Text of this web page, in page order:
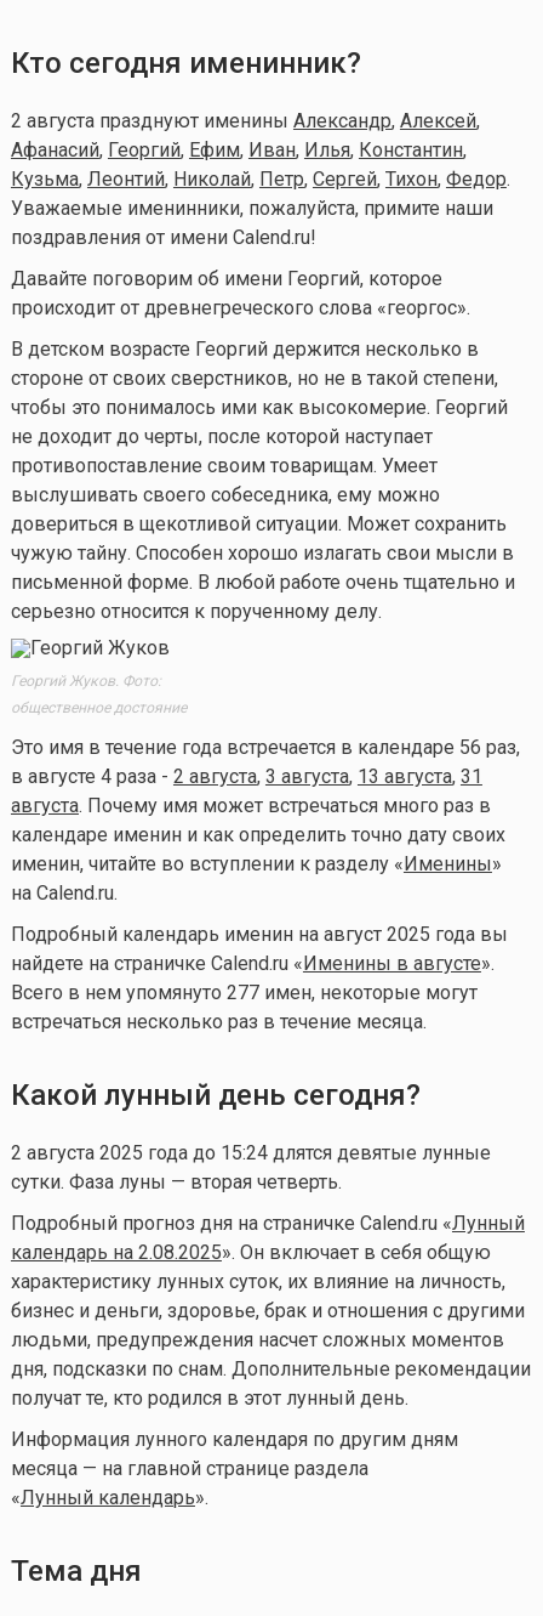
Кто сегодня именинник?
2 августа празднуют именины Александр, Алексей,
Афанасий, Георгий, Ефим, Иван, Илья, Константин,
Кузьма, Леонтий, Николай, Петр, Сергей, Тихон, Федор.
Уважаемые именинники, пожалуйста, примите наши
поздравления от имени Calend.ru!
Давайте поговорим об имени Георгий, которое
происходит от древнегреческого слова «георгос».
В детском возрасте Георгий держится несколько в
стороне от своих сверстников, но не в такой степени,
чтобы это понималось ими как высокомерие. Георгий
не доходит до черты, после которой наступает
противопоставление своим товарищам. Умеет
выслушивать своего собеседника, ему можно
довериться в щекотливой ситуации. Может сохранить
чужую тайну. Способен хорошо излагать свои мысли в
письменной форме. В любой работе очень тщательно и
серьезно относится к порученному делу.
Георгий Жуков. Фото:
общественное достояние
Это имя в течение года встречается в календаре 56 раз,
в августе 4 раза - 2 августа, 3 августа, 13 августа, 31
августа. Почему имя может встречаться много раз в
календаре именин и как определить точно дату своих
именин, читайте во вступлении к разделу « Именины»
на Calend.ru.
Подробный календарь именин на август 2025 года вы
найдете на страничке Calend.ru « Именины в августе».
Всего в нем упомянуто 277 имен, некоторые могут
встречаться несколько раз в течение месяца.
Какой лунный день сегодня?
2 августа 2025 года до 15:24 длятся девятые лунные
сутки. Фаза луны — вторая четверть.
Подробный прогноз дня на страничке Calend.ru «Лунный
календарь на 2.08.2025». Он включает в себя общую
характеристику лунных суток, их влияние на личность,
бизнес и деньги, здоровье, брак и отношения с другими
людьми, предупреждения насчет сложных моментов
дня, подсказки по снам. Дополнительные рекомендации
получат те, кто родился в этот лунный день.
Информация лунного календаря по другим дням
месяца — на главной странице раздела
«Лунный календарь».
Тема дня